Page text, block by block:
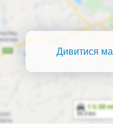
Дивитися